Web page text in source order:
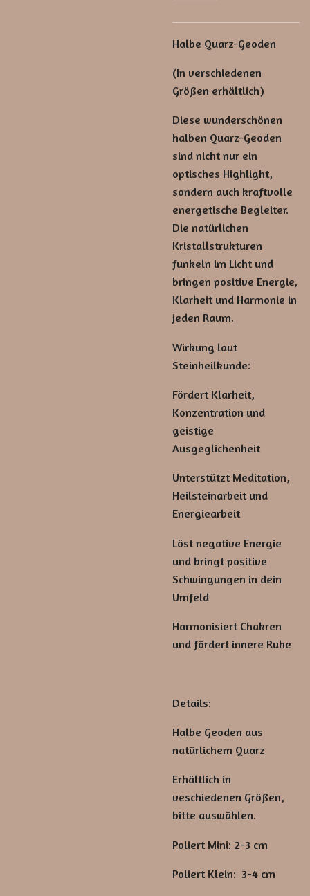
Halbe Quarz-Geoden
(In verschiedenen
Größen erhältlich)
Diese wunderschönen
halben Quarz-Geoden
sind nicht nur ein
optisches Highlight,
sondern auch kraftvolle
energetische Begleiter.
Die natürlichen
Kristallstrukturen
funkeln im Licht und
bringen positive Energie,
Klarheit und Harmonie in
jeden Raum.
Wirkung laut
Steinheilkunde:
Fördert Klarheit,
Konzentration und
geistige
Ausgeglichenheit
Unterstützt Meditation,
Heilsteinarbeit und
Energiearbeit
Löst negative Energie
und bringt positive
Schwingungen in dein
Umfeld
Harmonisiert Chakren
und fördert innere Ruhe
Details:
Halbe Geoden aus
natürlichem Quarz
Erhältlich in
veschiedenen Größen,
bitte auswählen.
Poliert Mini: 2-3 cm
Poliert Klein: 3-4 cm